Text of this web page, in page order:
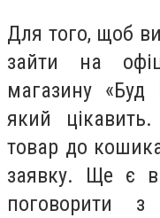
Для того, щоб
зайти на
магазину «Буд
який
товар до
заявку. Ще є
поговорити